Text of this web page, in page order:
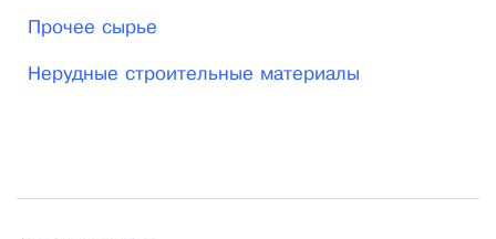
Прочее сырье
Нерудные строительные материалы